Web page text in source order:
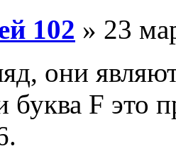
102 » 23
они
F это